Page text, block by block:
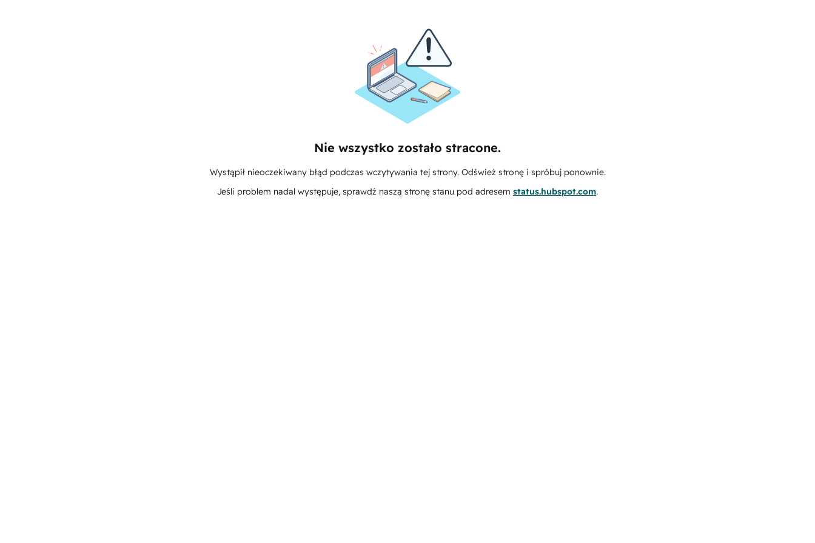
Nie wszystko zostało stracone.
Wystąpił nieoczekiwany błąd podczas wczytywania tej strony. Odśwież stronę i spróbuj ponownie.
Jeśli problem nadal występuje, sprawdź naszą stronę stanu pod adresem status.hubspot.com.